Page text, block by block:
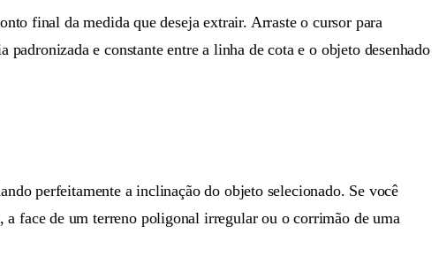
final da medida que deseja extrair. Arraste o cursor para
e constante entre a linha de cota e o objeto desenhado
perfeitamente a inclinação do objeto selecionado. Se você
a face de um terreno poligonal irregular ou o corrimão de uma